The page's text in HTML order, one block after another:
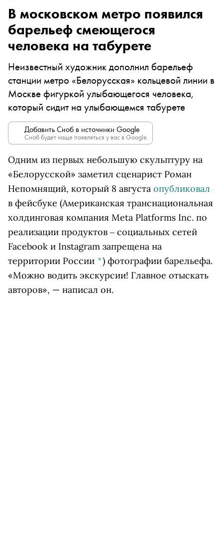
В московском метро появился
барельеф смеющегося
человека на табурете
Неизвестный художник дополнил барельеф
станции метро «Белорусская» кольцевой линии в
Москве фигуркой улыбающегося человека,
который сидитна улыбающемся табурете
Добавить Сноб в источники Google
Сноб будет чаще появляться у вас в Google.
Одним из первых небольшую скульптуру на
«Белорусской» заметил сценарист Роман
Непомнящий, который 8 августа опубликовал
в фейсбуке (Американская транснациональная
холдинговая компания Meta Platforms Inc. по
реализации продуктов ‒ социальных сетей
Facebook и Instagram запрещена на
территории России *) фотографии барельефа.
«Можно водить экскурсии! Главное отыскать
авторов», — написал он.